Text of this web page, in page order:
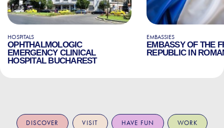
HOSPITALS
OPHTHALMOLOGIC
EMERGENCY CLINICAL
HOSPITAL BUCHAREST
EMBASSIES
EMBASSY OF THE
REPUBLIC IN
DISCOVER VISIT HAVE FUN WORK